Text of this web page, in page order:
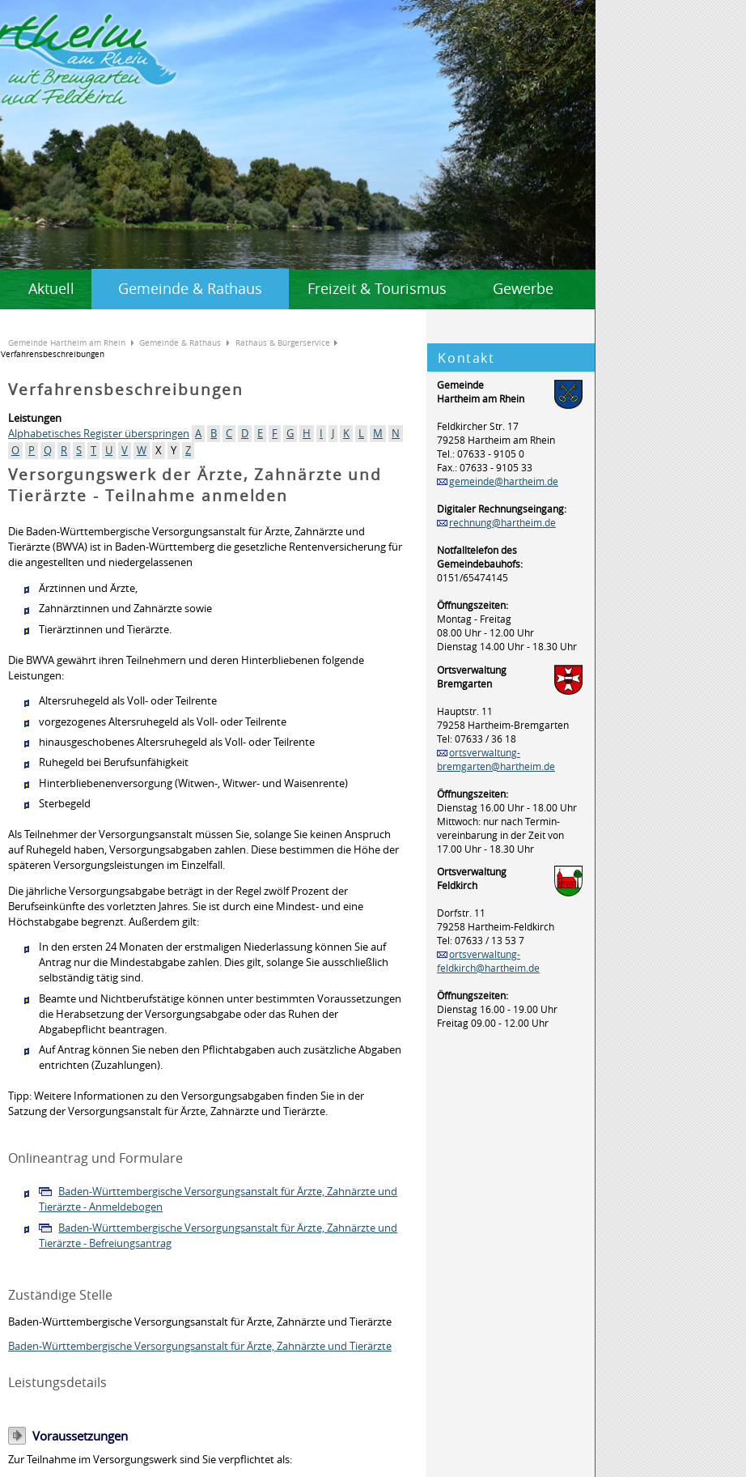
Aktuell Gemeinde & Rathaus Freizeit & Tourismus Gewerbe
Gemeinde Hartheim am Rhein Gemeinde & Rathaus
Rathaus & Bürgerservice
Verfahrensbeschreibungen
Verfahrensbeschreibungen
Leistungen
Alphabetisches Register überspringen A B C D E F G H I J K L M
N
O
P Q R S T U V W X Y Z
Versorgungswerk der Ärzte, Zahnärzte und
Tierärzte - Teilnahme anmelden
Die Baden-Württembergische Versorgungsanstalt für Ärzte, Zahnärzte und
Tierärzte (BWVA) ist in Baden-Württemberg die gesetzliche Rentenversicherung für
die angestellten und niedergelassenen
Ärztinnen und Ärzte,
Zahnärztinnen und Zahnärzte sowie
Tierärztinnen und Tierärzte.
Die BWVA gewährt ihren Teilnehmern und deren Hinterbliebenen folgende
Leistungen:
Altersruhegeld als Voll- oder Teilrente
vorgezogenes Altersruhegeld als Voll- oder Teilrente
hinausgeschobenes Altersruhegeld als Voll- oder Teilrente
Ruhegeld bei Berufsunfähigkeit
Hinterbliebenenversorgung (Witwen-, Witwer- und Waisenrente)
Sterbegeld
Als Teilnehmer der Versorgungsanstalt müssen Sie, solange Sie keinen Anspruch
auf Ruhegeld haben, Versorgungsabgaben zahlen. Diese bestimmen die Höhe der
späteren Versorgungsleistungen im Einzelfall.
Die jährliche Versorgungsabgabe beträgt in der Regel zwölf Prozent der
Berufseinkünfte des vorletzten Jahres.Sie ist durch eine Mindest- und eine
Höchstabgabe begrenzt. Außerdem gilt:
In den ersten 24 Monaten der erstmaligen Niederlassung können Sie auf
Antrag nur die Mindestabgabe zahlen. Dies gilt, solange Sie ausschließlich
selbständig tätig sind.
Beamte und Nichtberufstätige können unter bestimmten Voraussetzungen
die Herabsetzung der Versorgungsabgabe oder das Ruhen der
Abgabepflicht beantragen.
Auf Antrag können Sie neben den Pflichtabgaben auch zusätzliche Abgaben
entrichten (Zuzahlungen).
Tipp:Weitere Informationen zu den Versorgungsabgaben finden Sie in der
Satzung der Versorgungsanstalt für Ärzte, Zahnärzte und Tierärzte.
Onlineantrag und Formulare
Baden-Württembergische Versorgungsanstalt für Ärzte, Zahnärzte und
Tierärzte - Anmeldebogen
Baden-Württembergische Versorgungsanstalt für Ärzte, Zahnärzte und
Tierärzte - Befreiungsantrag
Zuständige Stelle
Baden-Württembergische Versorgungsanstalt für Ärzte, Zahnärzte und Tierärzte
Baden-Württembergische Versorgungsanstalt für Ärzte, Zahnärzte und Tierärzte
Leistungsdetails
Voraussetzungen
Zur Teilnahme im Versorgungswerk sind Sie verpflichtet als:
Kontakt
Gemeinde
Hartheim am Rhein
Feldkircher Str. 17
79258 Hartheim am Rhein
Tel.: 07633 - 9105 0
Fax.: 07633 - 9105 33
gemeinde@hartheim.de
Digitaler Rechnungseingang:
rechnung@hartheim.de
Notfalltelefon des
Gemeindebauhofs:
0151/65474145
Öffnungszeiten:
Montag - Freitag
08.00 Uhr - 12.00 Uhr
Dienstag 14.00 Uhr - 18.30 Uhr
Ortsverwaltung
Bremgarten
Hauptstr. 11
79258 Hartheim-Bremgarten
Tel: 07633 / 36 18
ortsverwaltung-
bremgarten@hartheim.de
Öffnungszeiten:
Dienstag 16.00 Uhr - 18.00 Uhr
Mittwoch: nur nach Termin-
vereinbarung in der Zeit von
17.00 Uhr - 18.30 Uhr
Ortsverwaltung
Feldkirch
Dorfstr. 11
79258 Hartheim-Feldkirch
Tel: 07633 / 13 53 7
ortsverwaltung-
feldkirch@hartheim.de
Öffnungszeiten:
Dienstag 16.00 - 19.00 Uhr
Freitag 09.00 - 12.00 Uhr